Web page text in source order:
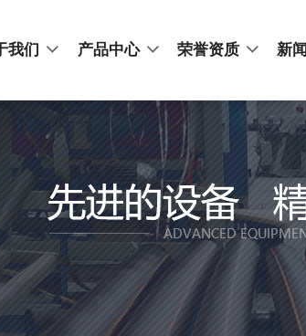
我们 产品中心 荣誉资质 新